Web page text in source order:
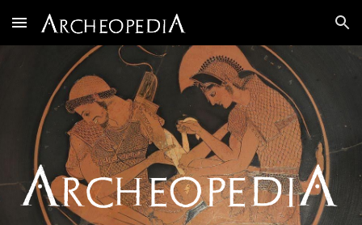
Skip to main content Skip to navigation